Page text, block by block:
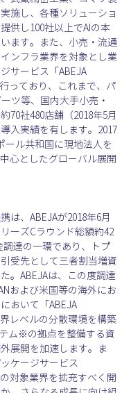
施し、各種ソリューショ
供し100社以上でAIの本
ます。また、小売・流通
ンフラ業界を対象とし業
サービス「ABEJA
っており、これまで、パ
ツ等、国内大手小売・
70社480店舗（2018年5月
入実績を有します。2017
ール共和国に現地法人を
心としたグローバル展開
は、ABEJAが2018年6月
ーズCラウンド総額約42
調達の一環であり、トプ
受先として三者割当増資
。ABEJAは、この度調達
および米国等の海外にお
おいて「ABEJA
レベルの分散環境を構築
ム※の拠点を整備する資
展開を加速します。ま
ケージサービス
の対象業界を拡充すべく開